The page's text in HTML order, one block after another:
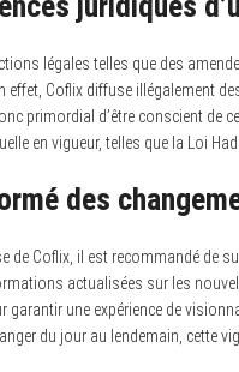
légales telles que des
Coflix diffuse illégalement
primordial d’être conscient de
en vigueur, telles que la Loi
des
de Coflix, il est recommandé de
actualisées sur les
une expérience de
du jour au lendemain, cette